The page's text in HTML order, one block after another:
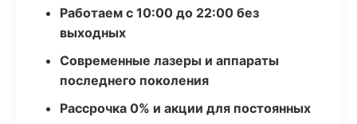
Работаем с 10:00 до 22:00 без
выходных
Современные лазеры и аппараты
последнего поколения
Рассрочка 0% и акции для постоянных